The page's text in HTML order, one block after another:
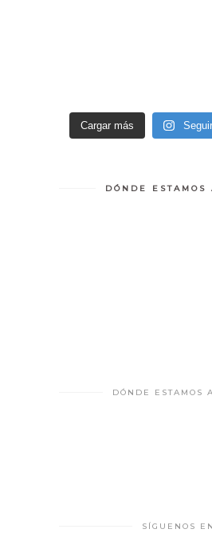
Cargar más
DÓNDE ESTAMOS
DÓNDE ESTAMOS
SÍGUENOS EN